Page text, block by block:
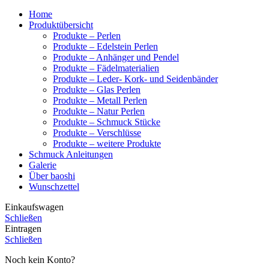
Home
Produktübersicht
Produkte – Perlen
Produkte – Edelstein Perlen
Produkte – Anhänger und Pendel
Produkte – Fädelmaterialien
Produkte – Leder- Kork- und Seidenbänder
Produkte – Glas Perlen
Produkte – Metall Perlen
Produkte – Natur Perlen
Produkte – Schmuck Stücke
Produkte – Verschlüsse
Produkte – weitere Produkte
Schmuck Anleitungen
Galerie
Über baoshi
Wunschzettel
Einkaufswagen
Schließen
Eintragen
Schließen
Noch kein Konto?